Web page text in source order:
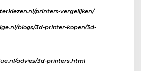
printers-vergelijken/
blogs/3d-printer-kopen/3d-
advies/3d-printers.html